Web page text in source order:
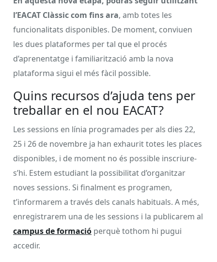
l’EACAT Clàssic com fins ara, amb totes les
funcionalitats disponibles. De moment, conviuen
les dues plataformes per tal que el procés
d’aprenentatge i familiarització amb la nova
plataforma sigui el més fàcil possible.
Quins recursos d’ajuda tens per
treballar en el nou EACAT?
Les sessions en línia programades per als dies 22,
25 i 26 de novembre ja han exhaurit totes les places
disponibles, i de moment no és possible inscriure-
s’hi. Estem estudiant la possibilitat d’organitzar
noves sessions. Si finalment es programen,
t’informarem a través dels canals habituals. A més,
enregistrarem una de les sessions i la publicarem al
campus de formació perquè tothom hi pugui
accedir.